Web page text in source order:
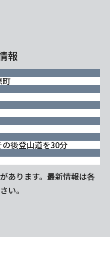
報
町
後登山道を30分
あります。最新情報は各
い。